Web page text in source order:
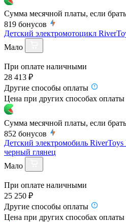
Сумма месячной платы, если
819 бонусов
Детский электромотоцикл
Мало
При оплате наличными
28 413 ₽
Другие способы оплаты
Цена при других способах оплаты
Сумма месячной платы, если
852 бонусов
Детский электромобиль
черный глянец
Мало
При оплате наличными
25 250 ₽
Другие способы оплаты
Цена при других способах оплаты